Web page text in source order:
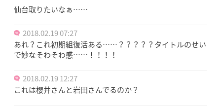
仙台取りたいなぁ……
2018.02.19 07:27
あれ？これ初期組復活ある……？？？？？タイトルのせい
で妙なそわそわ感……！！！！
2018.02.19 12:27
これは櫻井さんと岩田さんでるのか？